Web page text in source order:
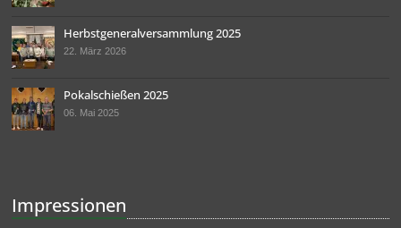
Herbstgeneralversammlung 2025
22. März 2026
Pokalschießen 2025
06. Mai 2025
Impressionen